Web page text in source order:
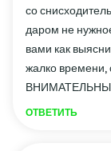
со
даром не
вами как
жалко
ОТВЕТИТЬ